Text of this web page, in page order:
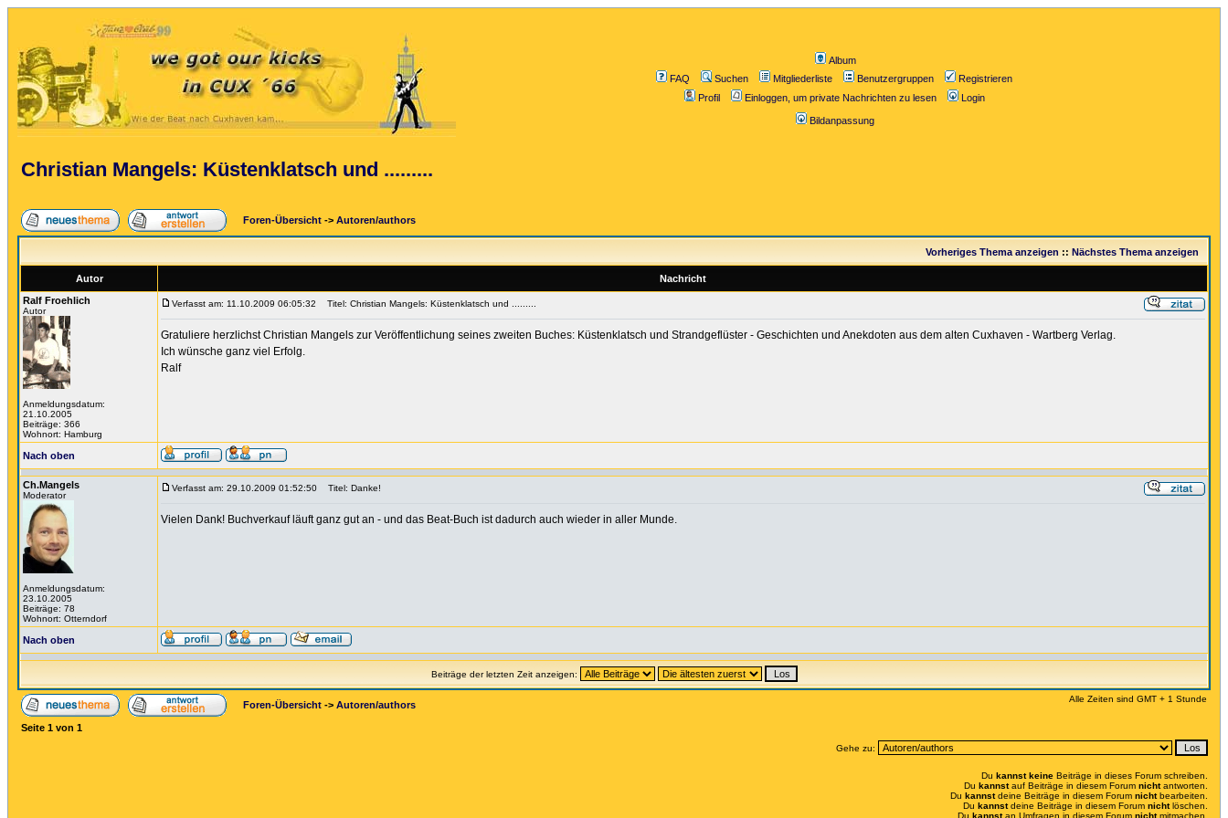
Album
FAQ
Suchen Mitgliederliste Benutzergruppen
Registrieren
Profil
Einloggen, um private Nachrichten zu lesen Login
Bildanpassung
Christian Mangels: Küstenklatsch und .........
Foren-Übersicht -> Autoren/authors
Vorheriges Thema anzeigen :: Nächstes Thema anzeigen
Autor
Nachricht
Ralf Froehlich
Autor
Anmeldungsdatum:
21.10.2005
Beiträge: 366
Wohnort: Hamburg
Verfasst am: 11.10.2009 06:05:32 Titel: Christian Mangels: Küstenklatsch und .........
Gratuliere herzlichst Christian Mangels zur Veröffentlichung seines zweiten Buches: Küstenklatsch und Strandgeflüster - Geschichten und Anekdoten aus dem alten Cuxhaven - Wartberg Verlag.
Ich wünsche ganz viel Erfolg.
Ralf
Nach oben
Ch.Mangels
Moderator
Anmeldungsdatum:
23.10.2005
Beiträge: 78
Wohnort: Otterndorf
Verfasst am: 29.10.2009 01:52:50 Titel: Danke!
Vielen Dank! Buchverkauf läuft ganz gut an - und das Beat-Buch ist dadurch auch wieder in aller Munde.
Nach oben
Beiträge der letzten Zeit anzeigen:
Foren-Übersicht -> Autoren/authors
Alle Zeiten sind GMT + 1 Stunde
Seite 1 von 1
Gehe zu:
Du kannst keine Beiträge in dieses Forum schreiben.
Du kannstauf Beiträge in diesem Forum nichtantworten.
Du kannstdeine Beiträge in diesem Forum nichtbearbeiten.
Du kannstdeine Beiträge in diesem Forum nichtlöschen.
Du kannstan Umfragen in diesem Forum nichtmitmachen.